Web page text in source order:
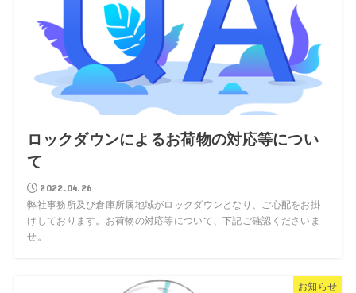
ロックダウンによるお荷物の対応等につい
て
2022.04.26
弊社事務所及び倉庫所属地域がロックダウンとなり、ご心配をお掛
けしております。お荷物の対応等について、下記ご確認くださいま
せ。
お知らせ